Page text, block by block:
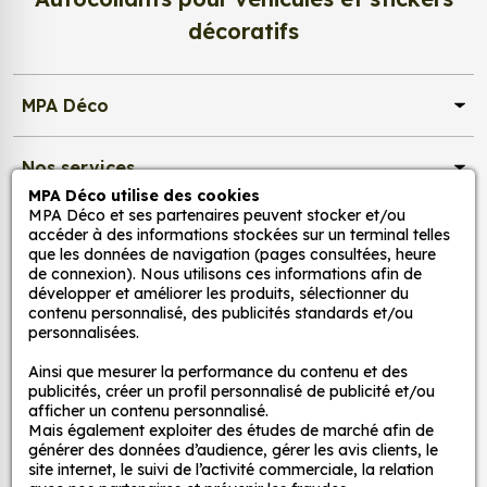
couleurs et de formes différentes. Choisissez la taille
vos attentes.
Où peut-on coller les stickers ?
permettent de relooker une pièce de façon simple et
abordable. Vous pouvez notamment coller les stickers
dans une chambre d’enfant afin de créer une
ambiance ludique et colorée ou dans un salon pour
transformer l’ambiance et la rendre chaleureuse.
Nos Affiches personnalisées abstrait sont également
adaptés pour personnaliser votre véhicule : moto,
auto, camion, camping car… Les stickers véhicules sont
un excellent moyen de personnaliser votre véhicule et
de lui donner votre propre style !
décoratifs
MPA Déco
Nos services
Nos sites
Mon Compte
A propos
Facebook
MPA Déco utilise des cookies
MPA Déco et ses partenaires peuvent stocker et/ou
accéder à des informations stockées sur un terminal telles
que les données de navigation (pages consultées, heure
de connexion). Nous utilisons ces informations afin de
développer et améliorer les produits, sélectionner du
contenu personnalisé, des publicités standards et/ou
personnalisées.
Ainsi que mesurer la performance du contenu et des
publicités, créer un profil personnalisé de publicité et/ou
afficher un contenu personnalisé.
Mais également exploiter des études de marché afin de
générer des données d’audience, gérer les avis clients, le
site internet, le suivi de l’activité commerciale, la relation